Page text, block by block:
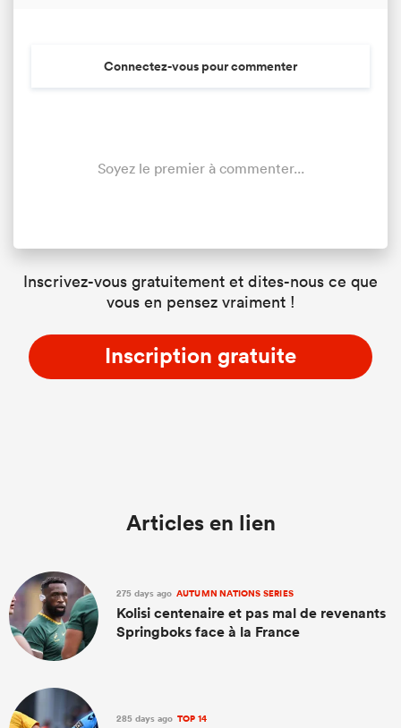
Connectez-vous pour commenter
Soyez le premier à commenter...
Inscrivez-vous gratuitement et dites-nous ce que
vous en pensez vraiment !
Inscription gratuite
Articles en lien
275 days ago AUTUMN NATIONS SERIES
Kolisi centenaire et pas mal de revenants
Springboks face à la France
285 days ago TOP 14